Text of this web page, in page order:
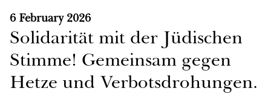
6 February 2026
Solidarität mit der Jüdischen
Stimme! Gemeinsam gegen
Hetze und Verbotsdrohungen.